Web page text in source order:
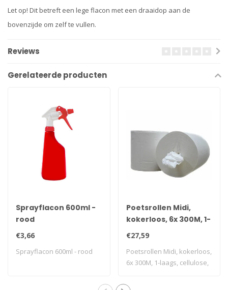
Let op! Dit betreft een lege flacon met een draaidop aan de
bovenzijde om zelf te vullen.
Reviews
Gerelateerde producten
Sprayflacon 600ml -
rood
€3,66
Sprayflacon 600ml - rood
Poetsrollen Midi,
kokerloos, 6x 300M, 1-
laags, cellulose, wit,
€27,59
Poetsrollen Midi, kokerloos,
6x 300M, 1-laags, cellulose,